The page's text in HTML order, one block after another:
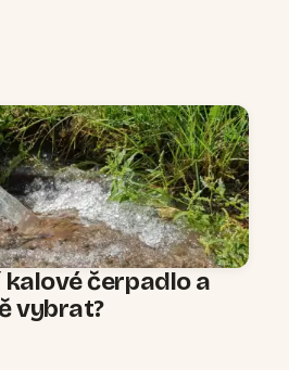
kalové čerpadlo a
vybrat?